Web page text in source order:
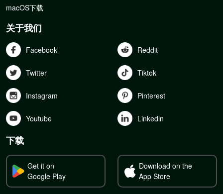
macOS下载
关于我们
Facebook Reddit
Twitter Tiktok
Instagram Pinterest
Youtube Linkedln
下载
Get it on
Google Play
Download on the
App Store